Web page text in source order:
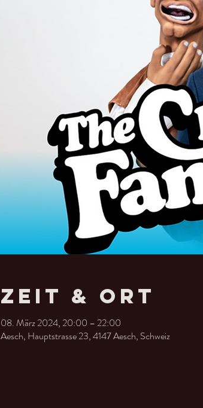
Zeit & Ort
08. März 2024, 20:00 – 22:00
Aesch, Hauptstrasse 23, 4147 Aesch, Schweiz